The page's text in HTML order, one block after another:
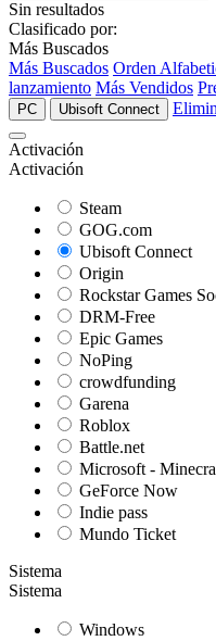
Sin resultados
Clasificado por:
Más Buscados
Más Buscados Orden
lanzamiento Más Vendidos
PC Ubisoft Connect
Activación
Activación
Steam
GOG.com
Ubisoft Connect
Origin
Rockstar Games
DRM-Free
Epic Games
NoPing
crowdfunding
Garena
Roblox
Battle.net
Microsoft -
GeForce Now
Indie pass
Mundo Ticket
Sistema
Sistema
Windows